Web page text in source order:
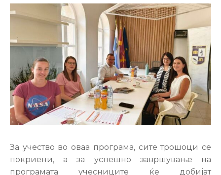
За учество во оваа програма, сите трошоци се
покриени, а за успешно завршување на
програмата учесниците ќе добијат